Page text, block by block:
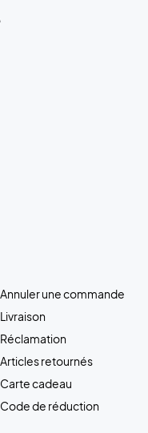
Annuler une commande
Livraison
Réclamation
Articles retournés
Carte cadeau
Code de réduction